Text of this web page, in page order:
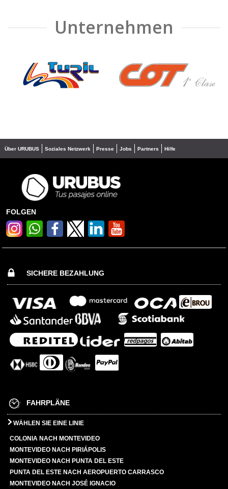
Unternehmen
❮ ❯
Über URUBUS Soziales Netzwerk Presse Jobs Partners Hilfe
FOLGEN
SICHERE BEZAHLUNG
FAHRPLÄNE
WÄHLEN SIE EINE LINIE
COLONIA NACH MONTEVIDEO
MONTEVIDEO NACH PIRIÁPOLIS
MONTEVIDEO NACH PUNTA DEL ESTE
PUNTA DEL ESTE NACH AEROPUERTO CARRASCO
MONTEVIDEO NACH JOSÉ IGNACIO